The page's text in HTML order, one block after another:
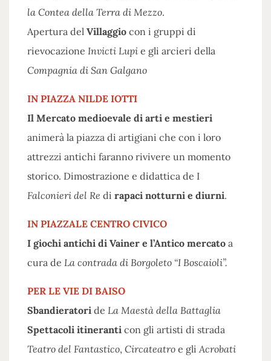
la Contea della Terra di Mezzo.
Apertura del Villaggio con i gruppi di
rievocazione Invicti Lupi e gli arcieri della
Compagnia di San Galgano
IN PIAZZA NILDE IOTTI
Il Mercato medioevale di arti e mestieri
animerà la piazza di artigiani che con i loro
attrezzi antichi faranno rivivere un momento
storico. Dimostrazione e didattica de I
Falconieri del Re di rapaci notturni e diurni.
IN PIAZZALE CENTRO CIVICO
I giochi antichi di Vainer e l’Antico mercato a
cura de La contrada di Borgoleto “I Boscaioli”.
PER LE VIE DI BAISO
Sbandieratori de La Maestà della Battaglia
Spettacoli itineranti con gli artisti di strada
Teatro del Fantastico, Circateatro e gli Acrobati